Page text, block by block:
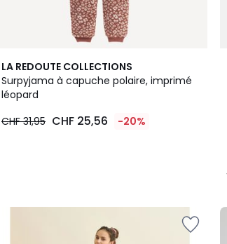
LA REDOUTE COLLECTIONS
Surpyjama à capuche polaire, imprimé
léopard
CHF 31,95 CHF 25,56 -20%